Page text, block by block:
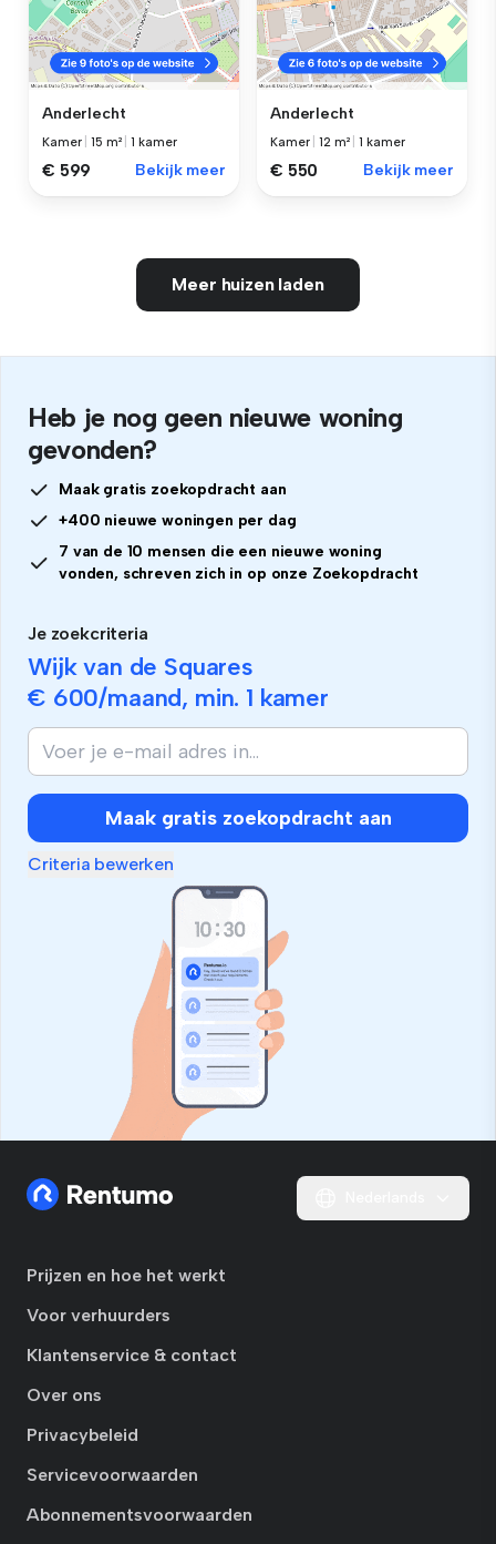
Anderlecht
Kamer |15 m² |1 kamer
€ 599 Bekijk meer
Anderlecht
Kamer |12 m² |1 kamer
€ 550 Bekijk meer
Meer huizen laden
Heb je nog geen nieuwe woning
gevonden?
Maak gratis zoekopdracht aan
+400 nieuwe woningen per dag
7 van de 10 mensen die een nieuwe woning
vonden, schreven zich in op onze Zoekopdracht
Je zoekcriteria
Wijk van de Squares
€ 600/maand, min. 1 kamer
Maak gratis zoekopdracht aan
Criteria bewerken
Prijzen en hoe het werkt
Voor verhuurders
Klantenservice & contact
Over ons
Privacybeleid
Servicevoorwaarden
Abonnementsvoorwaarden